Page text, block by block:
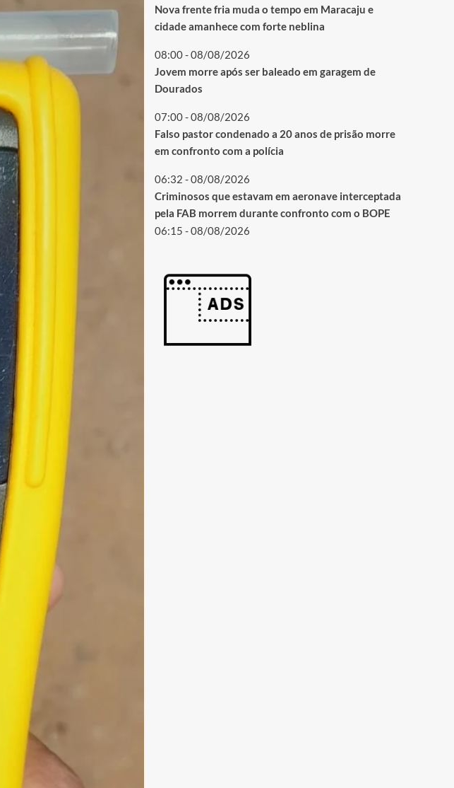
Nova frente fria muda o tempo em Maracaju e
cidade amanhece com forte neblina
08:00 - 08/08/2026
Jovem morre após ser baleado em garagem de
Dourados
07:00 - 08/08/2026
Falso pastor condenado a 20 anos de prisão morre
em confronto com a polícia
06:32 - 08/08/2026
Criminosos que estavam em aeronave interceptada
pela FAB morrem durante confronto com o BOPE
06:15 - 08/08/2026